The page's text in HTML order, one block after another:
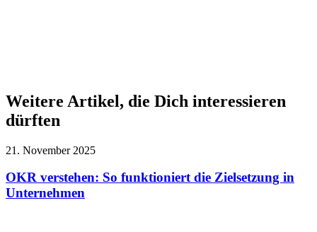
Weitere Artikel, die Dich interessieren
dürften
21. November 2025
OKR verstehen: So funktioniert die Zielsetzung in
Unternehmen